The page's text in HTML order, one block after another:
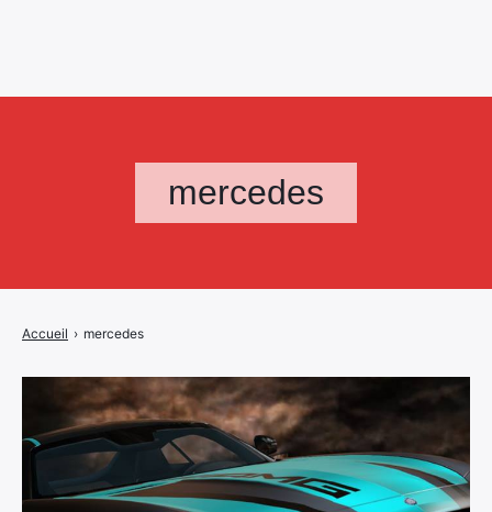
mercedes
Accueil › mercedes